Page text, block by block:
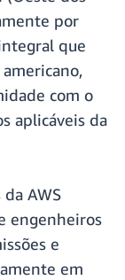
por
que
com o
aplicáveis da
AWS
engenheiros
e
em